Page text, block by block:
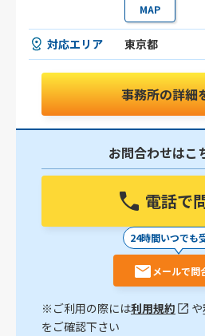
MAP
対応エリア 東京都
事務所の詳細
お問合わせはこ
電話で
24時間いつでも
メールで問
※ご利用の際には利用規約 や
をご確認下さい